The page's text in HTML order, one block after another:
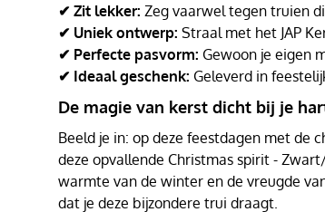
✔ Zit lekker: Zeg vaarwel tegen truien
✔ Uniek ontwerp: Straal met het JAP
✔ Perfecte pasvorm: Gewoon je eigen
✔ Ideaal geschenk: Geleverd in
De magie van kerst dicht bij je
Beeld je in: op deze feestdagen met de
deze opvallende Christmas spirit -
warmte van de winter en de vreugde
dat je deze bijzondere trui draagt.